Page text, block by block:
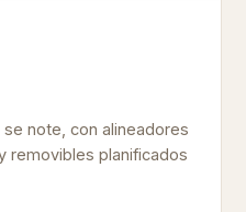
note, con alineadores
removibles planificados